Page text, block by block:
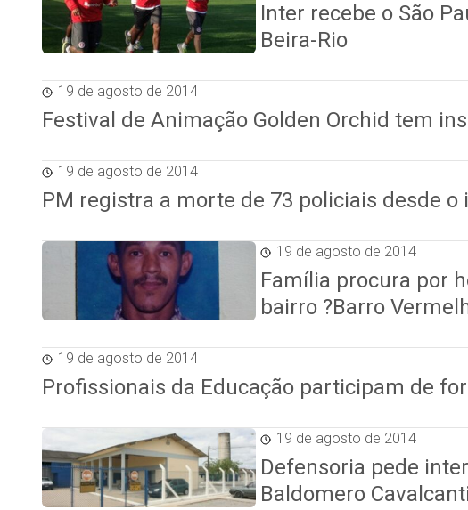
Inter recebe o São
Beira-Rio
19 de agosto de 2014
Festival de Animação Golden Orchid tem
19 de agosto de 2014
PM registra a morte de 73 policiais desde o
19 de agosto de 2014
Família procura por
bairro ?Barro
19 de agosto de 2014
Profissionais da Educação participam de
19 de agosto de 2014
Defensoria pede
Baldomero